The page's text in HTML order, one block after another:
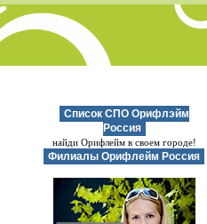
Список СПО Орифлэйм
Россия
найди Орифлейм в своем городе!
Филиалы Орифлейм Россия